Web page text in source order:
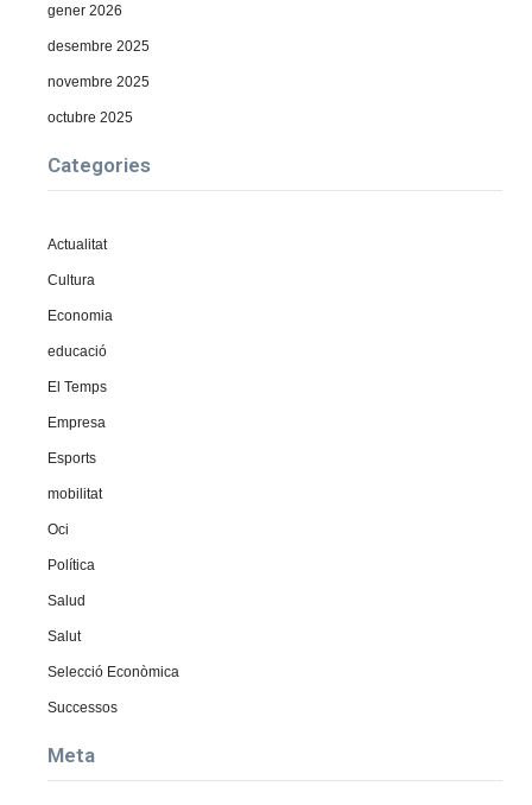
gener 2026
desembre 2025
novembre 2025
octubre 2025
Categories
Actualitat
Cultura
Economia
educació
El Temps
Empresa
Esports
mobilitat
Oci
Política
Salud
Salut
Selecció Econòmica
Successos
Meta